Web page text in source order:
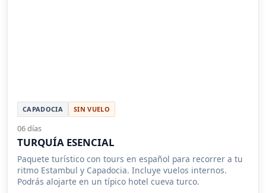
CAPADOCIA SIN VUELO
06 días
TURQUÍA ESENCIAL
Paquete turístico con tours en español para recorrer a tu
ritmo Estambul y Capadocia. Incluye vuelos internos.
Podrás alojarte en un típico hotel cueva turco.